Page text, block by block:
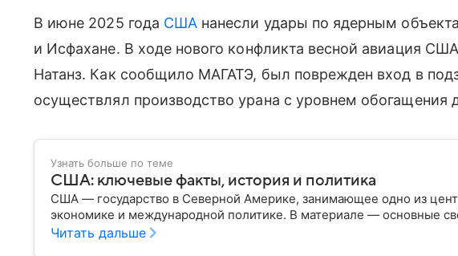
В июне 2025 года США нанесли удары по ядерным
и Исфахане. В ходе нового конфликта весной авиация
Натанз. Как сообщило МАГАТЭ, был поврежден вход в
осуществлял производство урана с уровнем обогащения
Узнать больше по теме
США: ключевые факты, история и политика
США — государство в Северной Америке, занимающее одно из
экономике и международной политике. В материале — основные
Читать дальше